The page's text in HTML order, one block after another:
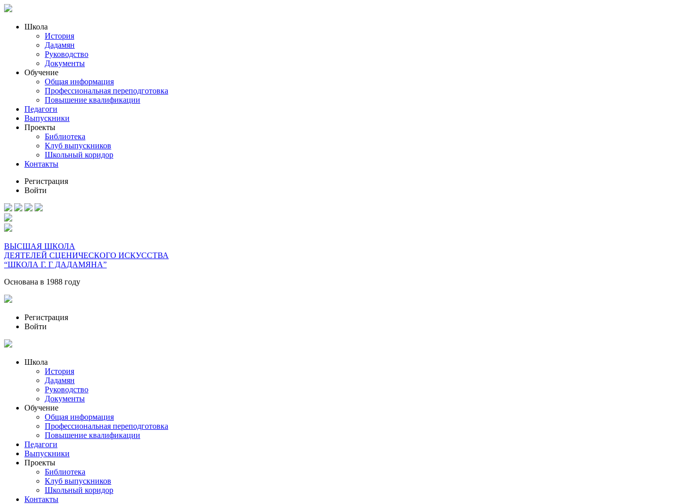
Школа
История
Дадамян
Руководство
Документы
Обучение
Общая информация
Профессиональная переподготовка
Повышение квалификации
Педагоги
Выпускники
Проекты
Библиотека
Клуб выпускников
Школьный коридор
Контакты
Регистрация
Войти
ВЫСШАЯ ШКОЛА
ДЕЯТЕЛЕЙ СЦЕНИЧЕСКОГО ИСКУССТВА
“ШКОЛА Г. Г ДАДАМЯНА”
Основана в 1988 году
Регистрация
Войти
Школа
История
Дадамян
Руководство
Документы
Обучение
Общая информация
Профессиональная переподготовка
Повышение квалификации
Педагоги
Выпускники
Проекты
Библиотека
Клуб выпускников
Школьный коридор
Контакты